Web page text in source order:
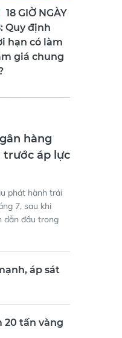
18 GIỜ NGÀY
Quy định
hạn có làm
giá chung
hàng
trước áp lực
phát hành trái
7, sau khi
đầu trong
áp sát
tấn vàng